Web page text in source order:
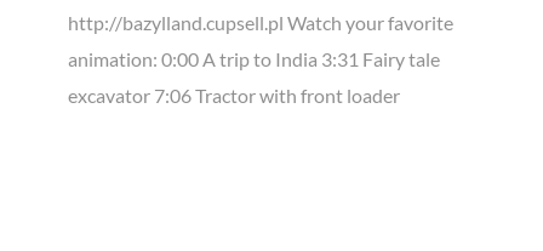
http://bazylland.cupsell.pl Watch your favorite
animation: 0:00 A trip to India 3:31 Fairy tale
excavator 7:06 Tractor with front loader